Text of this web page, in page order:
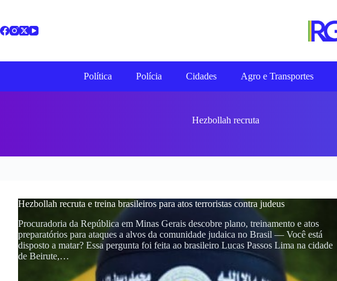
o
conteúdo
Política Polícia Cidades Agro e Transportes
Hezbollah recruta
Hezbollah recruta e treina brasileiros para atos terroristas contra judeus
Procuradoria da República em Minas Gerais descobre plano, treinamento e atos
preparatórios para ataques a alvos da comunidade judaica no Brasil — Você está
disposto a matar? Essa pergunta foi feita ao brasileiro Lucas Passos Lima na cidade
de Beirute,…